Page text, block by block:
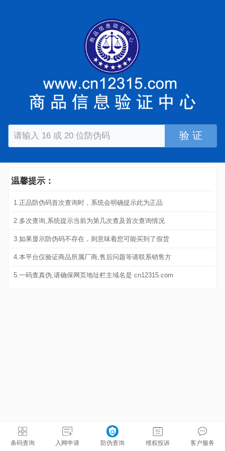
验 证
温馨提示：
1.正品防伪码首次查询时，系统会明确提示此为正品
2.多次查询,系统提示当前为第几次查及首次查询情况
3.如果显示防伪码不存在，则意味着您可能买到了假货
4.本平台仅验证商品所属厂商,售后问题等请联系销售方
5.一码查真伪,请确保网页地址栏主域名是 cn12315.com
条码查询 入网申请 防伪查询 维权投诉 客户服务